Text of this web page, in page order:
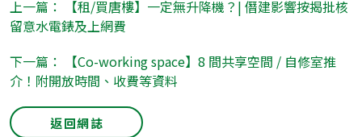
上一篇： 【租/買唐樓】一定無升降機？| 僭建影響按揭批核
留意水電錶及上網費
下一篇： 【Co-working space】8 間共享空間 / 自修室推
介！附開放時間、收費等資料
返回網誌